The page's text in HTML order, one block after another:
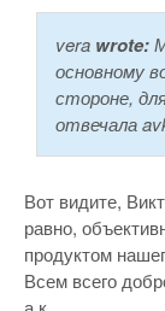
vera wrote:
основному
стороне,
отвечала
Вот видите,
равно,
продуктом
Всем всего